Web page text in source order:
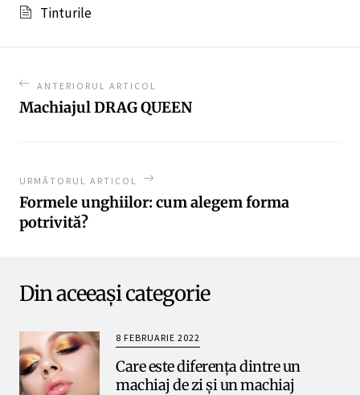
Tinturile
ANTERIORUL ARTICOL
Machiajul DRAG QUEEN
URMĂTORUL ARTICOL
Formele unghiilor: cum alegem forma
potrivită?
Din aceeași categorie
8 FEBRUARIE 2022
Care este diferența dintre un
machiaj de zi și un machiaj